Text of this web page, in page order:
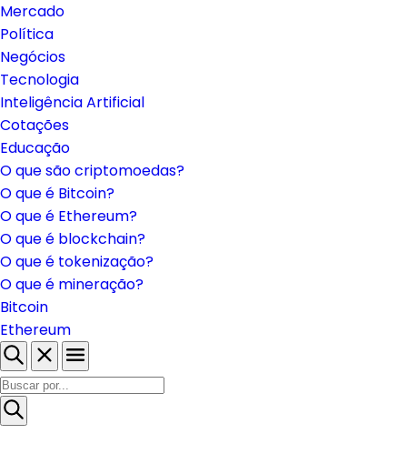
Mercado
Política
Negócios
Tecnologia
Inteligência Artificial
Cotações
Educação
O que são criptomoedas?
O que é Bitcoin?
O que é Ethereum?
O que é blockchain?
O que é tokenização?
O que é mineração?
Bitcoin
Ethereum